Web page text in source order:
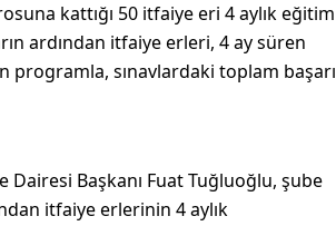
kattığı 50 itfaiye eri 4 aylık eğitim
ardından itfaiye erleri, 4 ay süren
programla, sınavlardaki toplam başarı
Başkanı Fuat Tuğluoğlu, şube
itfaiye erlerinin 4 aylık